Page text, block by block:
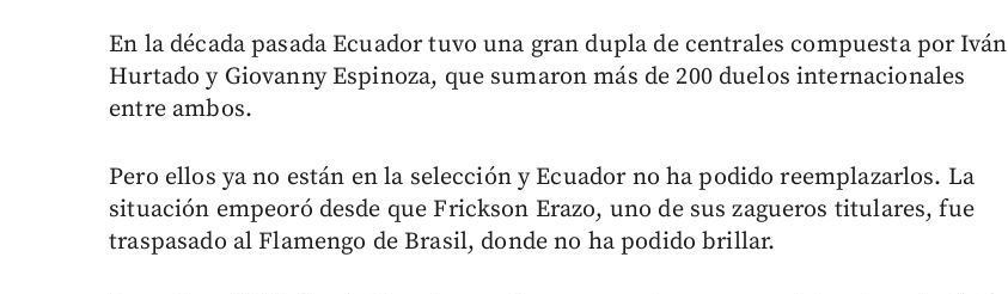
En la década pasada Ecuador tuvo una gran dupla de centrales compuesta por Iván
Hurtado y Giovanny Espinoza, que sumaron más de 200 duelos internacionales
entre ambos.
Pero ellos ya no están en la selección y Ecuador no ha podido reemplazarlos. La
situación empeoró desde que Frickson Erazo, uno de sus zagueros titulares, fue
traspasado al Flamengo de Brasil, donde no ha podido brillar.